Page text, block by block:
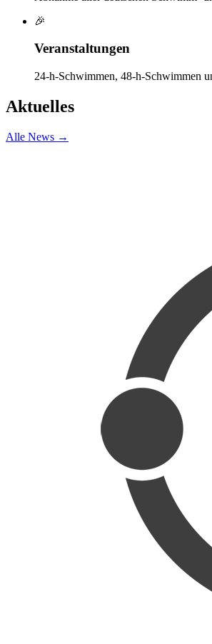
🎉
Veranstaltungen
24-h-Schwimmen, 48-h-Schwimmen
Aktuelles
Alle News →